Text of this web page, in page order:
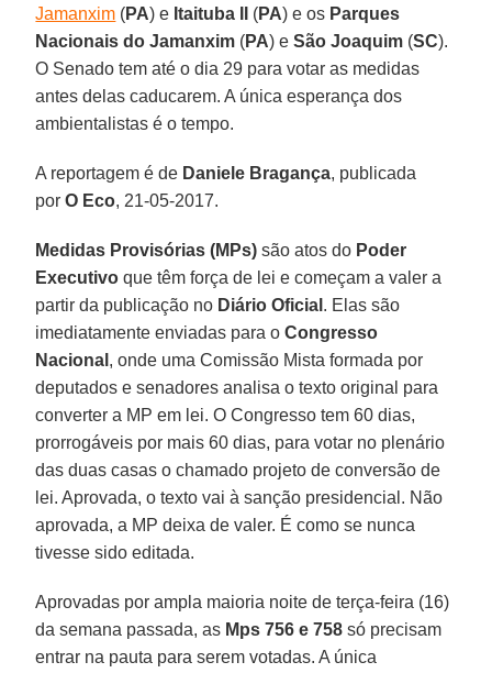
Jamanxim (PA) e Itaituba II (PA) e os Parques
Nacionais do Jamanxim (PA) eSão Joaquim (SC).
O Senado tem até o dia 29 para votar as medidas
antes delas caducarem. A única esperança dos
ambientalistas é o tempo.
A reportagem é de Daniele Bragança, publicada
porO Eco, 21-05-2017.
Medidas Provisórias (MPs) são atos do Poder
Executivo que têm força de lei e começam a valer a
partir da publicação no Diário Oficial . Elas são
imediatamente enviadas para oCongresso
Nacional , onde uma Comissão Mista formada por
deputados e senadores analisa o texto original para
converter a MP em lei. O Congresso tem 60 dias,
prorrogáveis por mais 60 dias, para votar no plenário
das duas casas o chamado projeto de conversão de
lei. Aprovada, o texto vai à sanção presidencial. Não
aprovada, a MP deixa de valer. É como se nunca
tivesse sido editada.
Aprovadas por ampla maioria noite de terça-feira (16)
da semana passada, as Mps 756 e 758 só precisam
entrar na pauta para serem votadas. A única